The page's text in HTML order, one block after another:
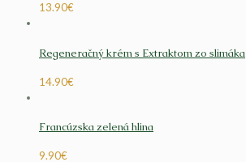
13.90€
Regeneračný krém s Extraktom zo slimáka
14.90€
Francúzska zelená hlina
9.90€